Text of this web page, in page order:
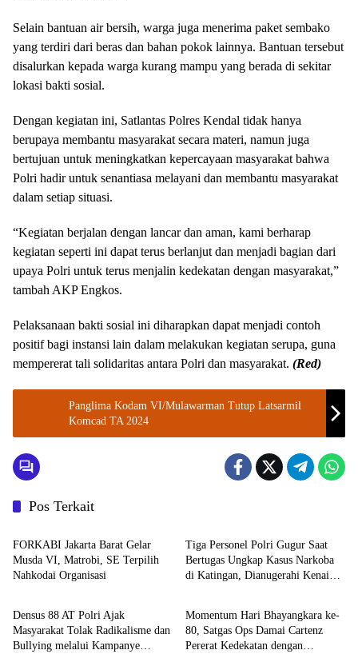
Selain bantuan air bersih, warga juga menerima paket sembako
yang terdiri dari beras dan bahan pokok lainnya. Bantuan tersebut
disalurkan kepada warga kurang mampu yang berada di sekitar
lokasi bakti sosial.
Dengan kegiatan ini, Satlantas Polres Kendal tidak hanya
berupaya membantu masyarakat secara materi, namun juga
bertujuan untuk meningkatkan kepercayaan masyarakat bahwa
Polri hadir untuk senantiasa melayani dan membantu masyarakat
dalam setiap situasi.
“Kegiatan berjalan dengan lancar dan aman, kami berharap
kegiatan seperti ini dapat terus berlanjut dan menjadi bagian dari
upaya Polri untuk terus menjalin kedekatan dengan masyarakat,”
tambah AKP Engkos.
Pelaksanaan bakti sosial ini diharapkan dapat menjadi contoh
positif bagi instansi lain dalam melakukan kegiatan serupa, guna
mempererat tali solidaritas antara Polri dan masyarakat. (Red)
Panglima Kodam VI/Mulawarman Tutup Latsarmil
Komcad TA 2024
Pos Terkait
Berita
FORKABI Jakarta Barat Gelar
Musda VI, Matrobi, SE Terpilih
Nahkodai Organisasi
Tiga Personel Polri Gugur Saat
Bertugas Ungkap Kasus Narkoba
di Katingan, Dianugerahi Kenaikan
TNI - POLRI
Densus 88 AT Polri Ajak
Masyarakat Tolak Radikalisme dan
Bullying melalui Kampanye
TNI - POLRI
Momentum Hari Bhayangkara ke-
80, Satgas Ops Damai Cartenz
Pererat Kedekatan dengan
TNI - POLRI DPR RI